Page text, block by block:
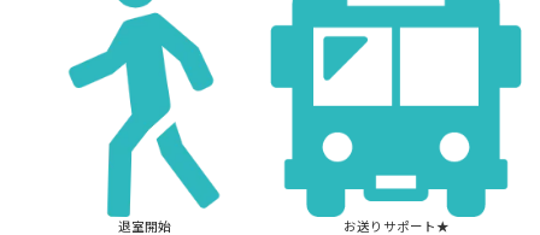
退室開始 お送りサポート★